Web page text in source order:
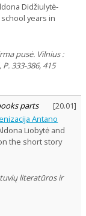
Didžiulytė-
years in
pusė. Vilnius :
333-386, 415
parts [20.01]
Antano
Liobytė and
the short story
literatūros ir